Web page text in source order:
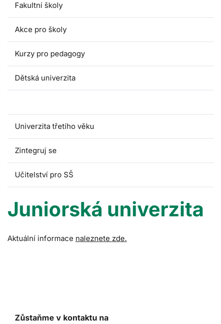
Fakultní školy
Akce pro školy
Kurzy pro pedagogy
Dětská univerzita
Univerzita třetího věku
Zintegruj se
Učitelství pro SŠ
Juniorská univerzita
Aktuální informace naleznete zde.
Zůstaňme v kontaktu na